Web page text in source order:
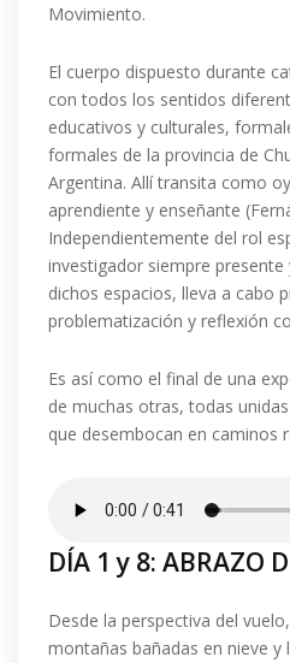
Movimiento.
El cuerpo dispuesto durante
con todos los sentidos
educativos y culturales,
formales de la provincia de
Argentina. Allí transita como
aprendiente y enseñante
Independientemente del rol
investigador siempre
dichos espacios, lleva a cabo
problematización y reflexión
Es así como el final de una
de muchas otras, todas
que desembocan en caminos
DÍA 1 y 8: ABRAZO
Desde la perspectiva del
montañas bañadas en nieve y